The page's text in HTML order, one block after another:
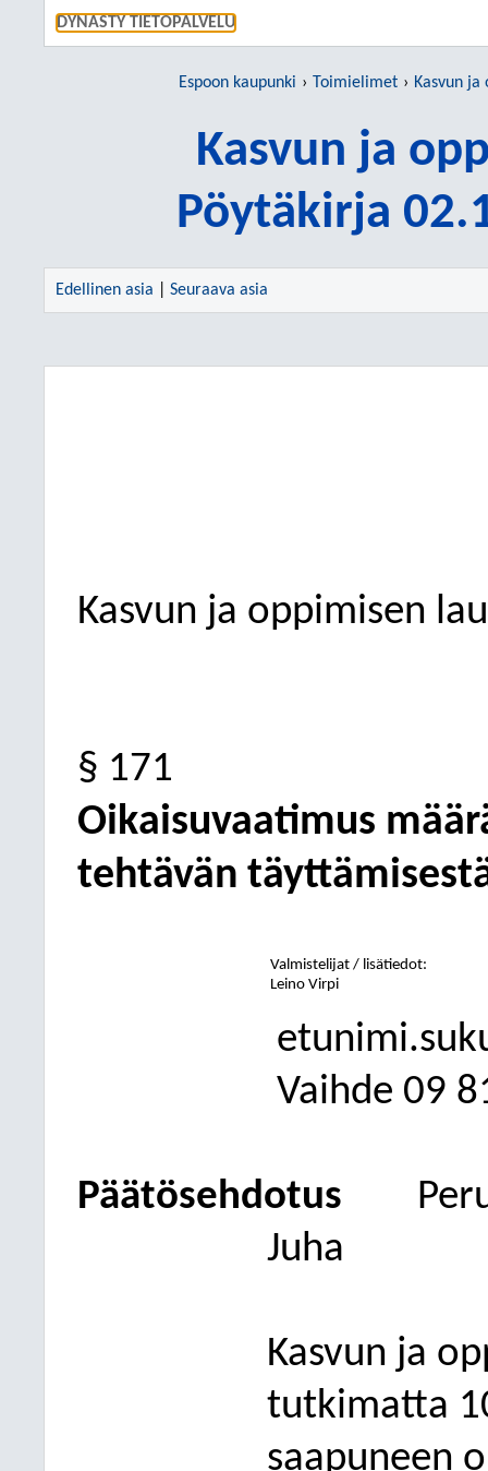
DYNASTY TIETOPALVELU
Espoon kaupunki Toimielimet Kasvun
Kasvun ja
Pöytäkirja
Edellinen asia Seuraava asia
Kasvun ja oppimisen
§ 171
Oikaisuvaatimus
tehtävän
Valmistelijat / lisätiedot:
Leino Virpi
Vaihde 09
Päätösehdotus
Juha
Kasvun ja
tutkimatta
saapuneen